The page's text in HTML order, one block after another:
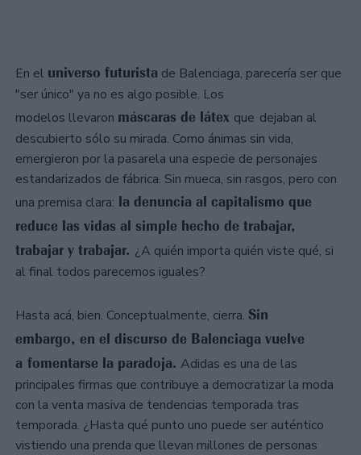
En el universo futurista de Balenciaga, parecería ser que
"ser único" ya no es algo posible. Los
modelos llevaron máscaras de látex que dejaban al
descubierto sólo su mirada. Como ánimas sin vida,
emergieron por la pasarela una especie de personajes
estandarizados de fábrica. Sin mueca, sin rasgos, pero con
una premisa clara: la denuncia al capitalismo que
reduce las vidas al simple hecho de trabajar,
trabajar y trabajar. ¿A quién importa quién viste qué, si
al final todos parecemos iguales?
Hasta acá, bien. Conceptualmente, cierra. Sin
embargo, en el discurso de Balenciaga vuelve
a fomentarse la paradoja. Adidas es una de las
principales firmas que contribuye a democratizar la moda
con la venta masiva de tendencias temporada tras
temporada. ¿Hasta qué punto uno puede ser auténtico
vistiendo una prenda que llevan millones de personas